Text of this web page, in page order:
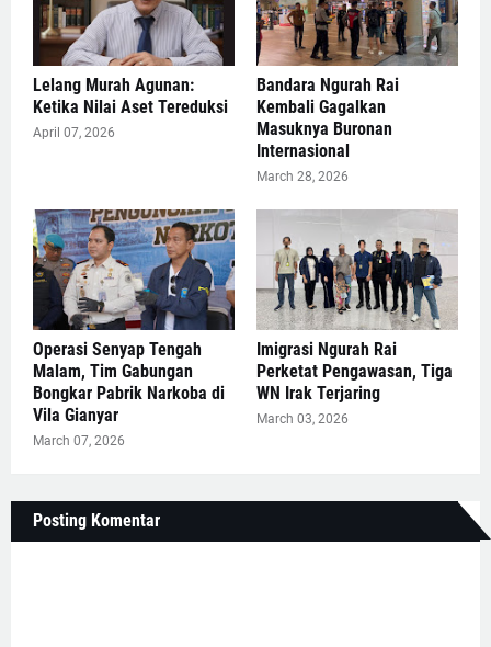
Lelang Murah Agunan:
Ketika Nilai Aset Tereduksi
April 07, 2026
Bandara Ngurah Rai
Kembali Gagalkan
Masuknya Buronan
Internasional
March 28, 2026
Operasi Senyap Tengah
Malam, Tim Gabungan
Bongkar Pabrik Narkoba di
Vila Gianyar
March 07, 2026
Imigrasi Ngurah Rai
Perketat Pengawasan, Tiga
WN Irak Terjaring
March 03, 2026
Posting Komentar